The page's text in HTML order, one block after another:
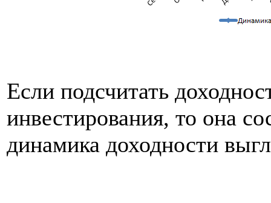
Если подсчитать
инвестирования, то она
динамика доходности